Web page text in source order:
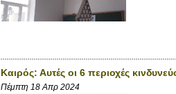
Καιρός: Αυτές οι 6 περιοχές
Πέμπτη 18 Απρ 2024